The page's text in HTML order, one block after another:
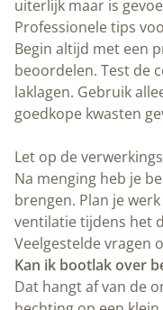
Meestal 12-24 uur
luchtvochtigheid. Volg
de beste hechting tussen
Waarom wordt bootlak
Dit “bloemen” ontstaat
dit door bij droge
zorgen.
Is bootlak geschikt voor
Ja, bootlak presteert
alleen zoetwater zijn er
beschikbaar.